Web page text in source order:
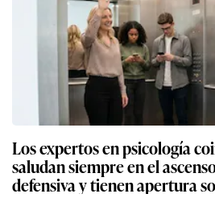
Los expertos en psicología
saludan siempre en el
defensiva y tienen apertura